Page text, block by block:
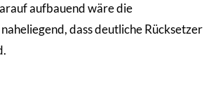
aufbauend wäre die
dass deutliche Rücksetzer